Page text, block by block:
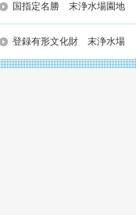
国指定名勝 末浄水場園地
登録有形文化財 末浄水場